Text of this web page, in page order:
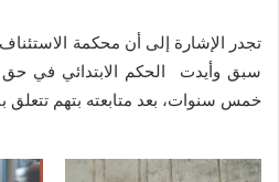
تجدر الإشارة إلى أن محكمة
سبق وأيدت الحكم الابتدائي في
خمس سنوات، بعد متابعته بتهم تتعلق